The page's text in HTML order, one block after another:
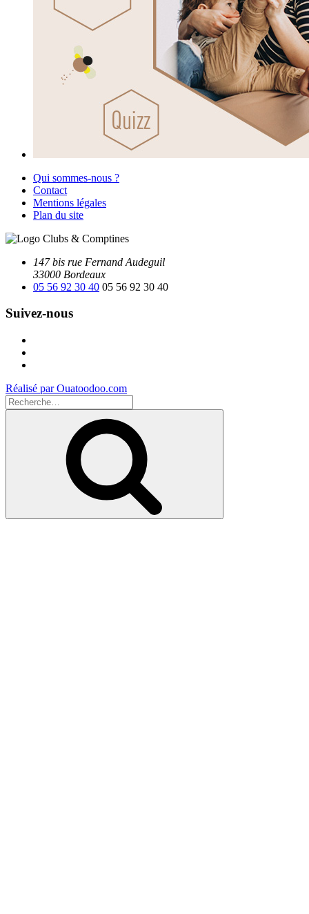
Qui sommes-nous ?
Contact
Mentions légales
Plan du site
147 bis rue Fernand Audeguil
33000 Bordeaux
05 56 92 30 40 05 56 92 30 40
Suivez-nous
Réalisé par Ouatoodoo.com
Recherche
pour